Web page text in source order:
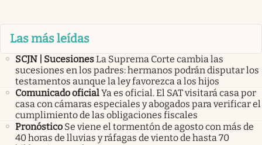
Las más leídas
SCJN | SucesionesLa Suprema Corte cambia las
sucesiones en los padres: hermanos podrán disputar los
testamentos aunque la ley favorezca a los hijos
Comunicado oficialYa es oficial. El SAT visitará casa por
casa con cámaras especiales y abogados para verificar el
cumplimiento de las obligaciones fiscales
Pronóstico Se viene el tormentón de agosto con más de
40 horas de lluvias y ráfagas de viento de hasta 70